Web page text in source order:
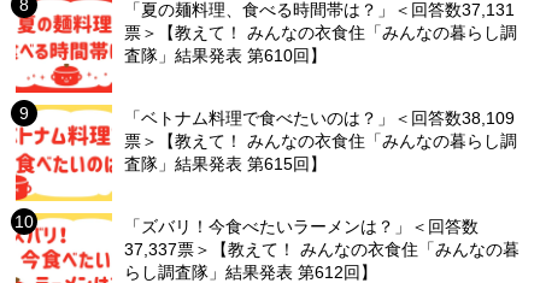
「夏の麺料理、食べる時間帯は？」＜回答数37,131
票＞【教えて！ みんなの衣食住「みんなの暮らし調
査隊」結果発表 第610回】
「ベトナム料理で食べたいのは？」＜回答数38,109
票＞【教えて！ みんなの衣食住「みんなの暮らし調
査隊」結果発表 第615回】
「ズバリ！今食べたいラーメンは？」＜回答数
37,337票＞【教えて！ みんなの衣食住「みんなの暮
らし調査隊」結果発表 第612回】